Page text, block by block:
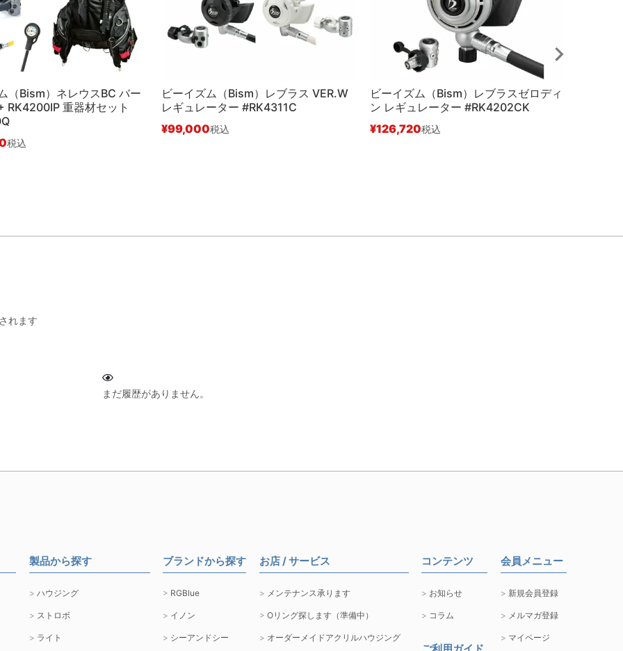
（Bism）ネレウスBC バー
RK4200IP 重器材セット
税込
ビーイズム（Bism）レブラス VER.W
レギュレーター #RK4311C
¥99,000税込
ビーイズム（Bism）レブラスゼロディ
ン レギュレーター #RK4202CK
¥126,720税込
れます
まだ履歴がありません。
製品から探す
ハウジング
ストロボ
ライト
ブランドから探す
RGBlue
イノン
シーアンドシー
お店 / サービス
メンテナンス承ります
Oリング探します（準備中）
オーダーメイドアクリルハウジング
コンテンツ
お知らせ
コラム
会員メニュー
新規会員登録
メルマガ登録
マイページ